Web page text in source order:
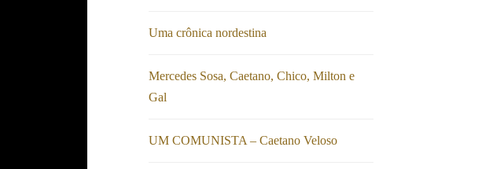
Uma crônica nordestina
Mercedes Sosa, Caetano, Chico, Milton e
Gal
UM COMUNISTA – Caetano Veloso